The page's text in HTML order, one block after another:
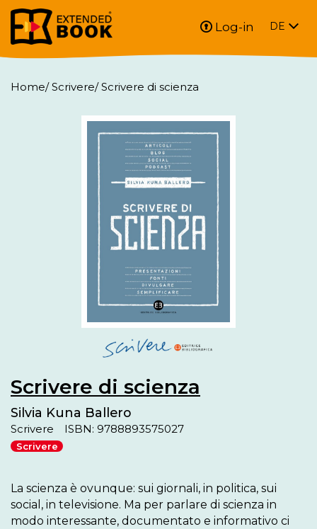
Log-in DE
Home/ Scrivere/ Scrivere di scienza
Scrivere di scienza
Silvia Kuna Ballero
Scrivere ISBN: 9788893575027
Scrivere
La scienza è ovunque: sui giornali, in politica, sui
social, in televisione. Ma per parlare di scienza in
modo interessante, documentato e informativo ci